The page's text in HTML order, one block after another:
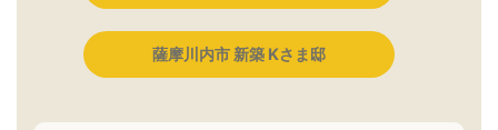
薩摩川内市 新築 Kさま邸